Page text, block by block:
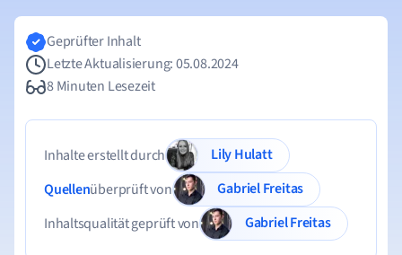
Geprüfter Inhalt
Letzte Aktualisierung: 05.08.2024
8 Minuten Lesezeit
Inhalte erstellt durch
Lily Hulatt
Quellenüberprüft von
Gabriel Freitas
Inhaltsqualität geprüft von
Gabriel Freitas